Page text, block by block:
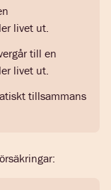
livet ut.
till en
livet ut.
tillsammans